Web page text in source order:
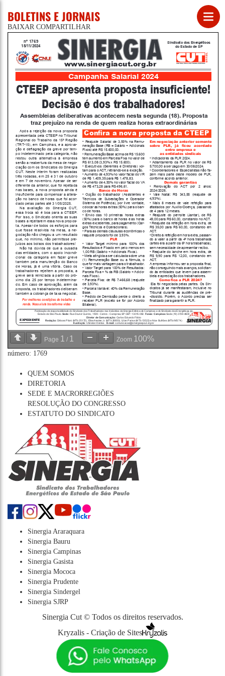
BOLETINS E JORNAIS
BAIXAR COMPARTILHAR
Page 1 / 1 Zoom 100%
número: 1769
QUEM SOMOS
DIRETORIA
SEDE E MACRORREGIÕES
RESOLUÇÃO DO CONGRESSO
ESTATUTO DO SINDICATO
Sinergia Araraquara
Sinergia Bauru
Sinergia Campinas
Sinergia Gasista
Sinergia Mococa
Sinergia Prudente
Sinergia Sindergel
Sinergia SJRP
Sinergia Cut © Todos os direitos reservados.
Kryzalis - Criação de Sites